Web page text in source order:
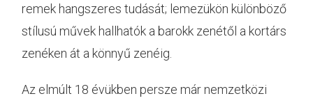
remek hangszeres tudását; lemezükön különböző
stílusú művek hallhatók a barokk zenétől a kortárs
zenéken át a könnyű zenéig.
Az elmúlt 18 évükben persze már nemzetközi